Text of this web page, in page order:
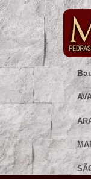
Pular
para
o
conteúdo